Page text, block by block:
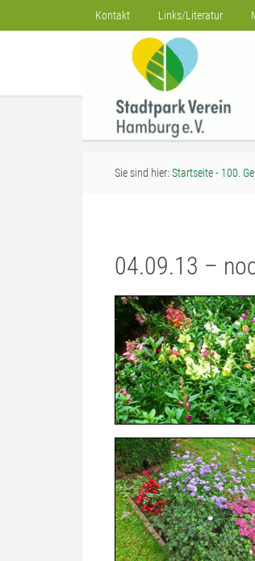
Kontakt Links/Literatur
Sie sind hier: Startseite- 100.
04.09.13 –